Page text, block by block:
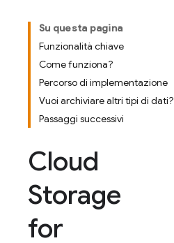
Su questa pagina
Funzionalità chiave
Come funziona?
Percorso di implementazione
Vuoi archiviare altri tipi di dati?
Passaggi successivi
Cloud
Storage
for